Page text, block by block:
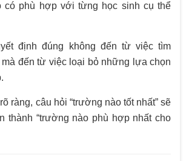
có phù hợp với từng học sinh cụ thể
định đúng không đến từ việc tìm
mà đến từ việc loại bỏ những lựa chọn
ràng, câu hỏi “trường nào tốt nhất” sẽ
thành “trường nào phù hợp nhất cho